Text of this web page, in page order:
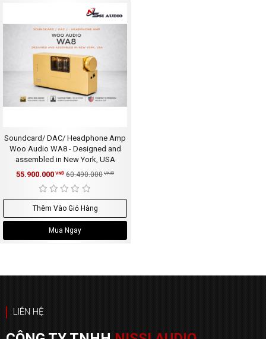
Soundcard/ DAC/ Headphone Amp
Woo Audio WA8 - Designed and
assembled in New York, USA
55.900.000 VNĐ 60.490.000 VNĐ
Thêm Vào Giỏ Hàng
Mua Ngay
LIÊN HỆ